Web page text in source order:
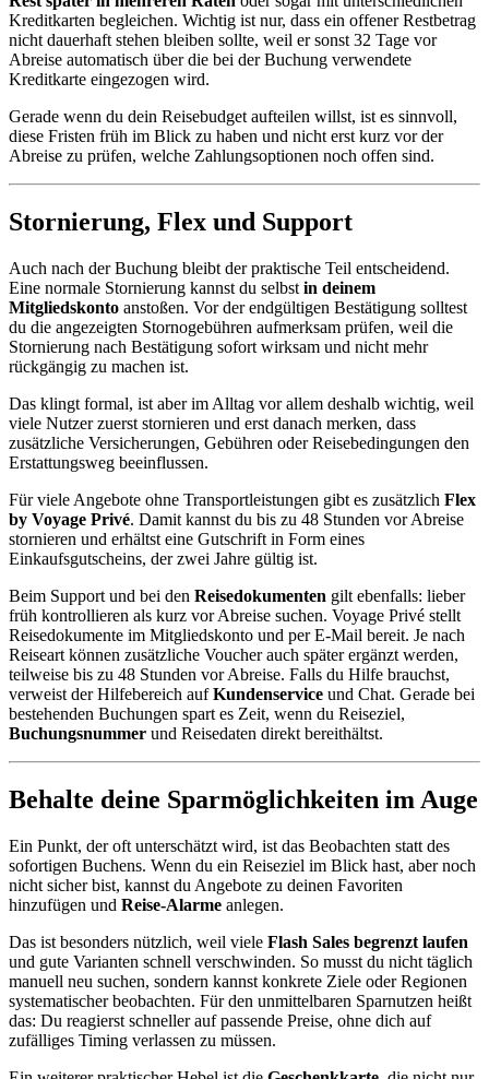
Kreditkarten begleichen. Wichtig ist nur, dass ein offener Restbetrag
nicht dauerhaft stehen bleiben sollte, weil er sonst 32 Tage vor
Abreise automatisch über die bei der Buchung verwendete
Kreditkarte eingezogen wird.
Gerade wenn du dein Reisebudget aufteilen willst, ist es sinnvoll,
diese Fristen früh im Blick zu haben und nicht erst kurz vor der
Abreise zu prüfen, welche Zahlungsoptionen noch offen sind.
Stornierung, Flex und Support
Auch nach der Buchung bleibt der praktische Teil entscheidend.
Eine normale Stornierung kannst du selbst in deinem
Mitgliedskonto anstoßen. Vor der endgültigen Bestätigung solltest
du die angezeigten Stornogebühren aufmerksam prüfen, weil die
Stornierung nach Bestätigung sofort wirksam und nicht mehr
rückgängig zu machen ist.
Das klingt formal, ist aber im Alltag vor allem deshalb wichtig, weil
viele Nutzer zuerst stornieren und erst danach merken, dass
zusätzliche Versicherungen, Gebühren oder Reisebedingungen den
Erstattungsweg beeinflussen.
Für viele Angebote ohne Transportleistungen gibt es zusätzlich Flex
by Voyage Privé. Damit kannst du bis zu 48 Stunden vor Abreise
stornieren und erhältst eine Gutschrift in Form eines
Einkaufsgutscheins, der zwei Jahre gültig ist.
Beim Support und bei den Reisedokumenten gilt ebenfalls: lieber
früh kontrollieren als kurz vor Abreise suchen. Voyage Privé stellt
Reisedokumente im Mitgliedskonto und per E-Mail bereit. Je nach
Reiseart können zusätzliche Voucher auch später ergänzt werden,
teilweise bis zu 48 Stunden vor Abreise. Falls du Hilfe brauchst,
verweist der Hilfebereich aufKundenservice und Chat. Gerade bei
bestehenden Buchungen spart es Zeit, wenn du Reiseziel,
Buchungsnummer und Reisedaten direkt bereithältst.
Behalte deine Sparmöglichkeiten im Auge
Ein Punkt, der oft unterschätzt wird, ist das Beobachten statt des
sofortigen Buchens. Wenn du ein Reiseziel im Blick hast, aber noch
nicht sicher bist, kannst du Angebote zu deinen Favoriten
hinzufügen und Reise-Alarme anlegen.
Das ist besonders nützlich, weil viele Flash Sales begrenzt laufen
und gute Varianten schnell verschwinden. So musst du nicht täglich
manuell neu suchen, sondern kannst konkrete Ziele oder Regionen
systematischer beobachten. Für den unmittelbaren Sparnutzen heißt
das: Du reagierst schneller auf passende Preise, ohne dich auf
zufälliges Timing verlassen zu müssen.